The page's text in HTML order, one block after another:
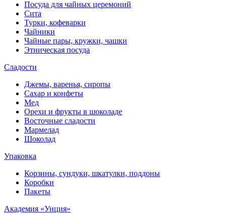
Посуда для чайных церемоний
Сита
Турки, кофеварки
Чайники
Чайные пары, кружки, чашки
Этническая посуда
Сладости
Джемы, варенья, сиропы
Сахар и конфеты
Мед
Орехи и фрукты в шоколаде
Восточные сладости
Мармелад
Шоколад
Упаковка
Корзины, сундуки, шкатулки, поддоны
Коробки
Пакеты
Академия «Унция»